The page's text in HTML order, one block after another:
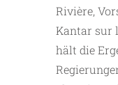
Rivière,
Kantar sur
hält die